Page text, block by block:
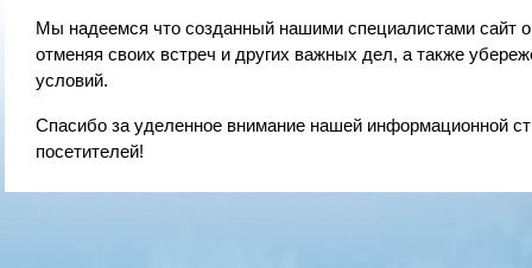
Мы надеемся что созданный нашими специалистами сайт
отменяя своих встреч и других важных дел, а также
условий.
Спасибо за уделенное внимание нашей информационной
посетителей!